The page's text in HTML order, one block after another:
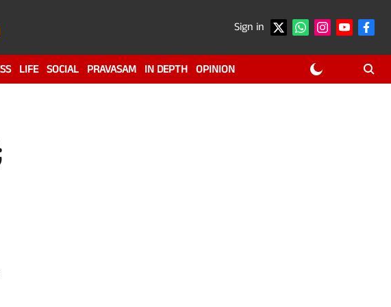
Sign in
LIFE SOCIAL PRAVASAM IN DEPTH OPINION